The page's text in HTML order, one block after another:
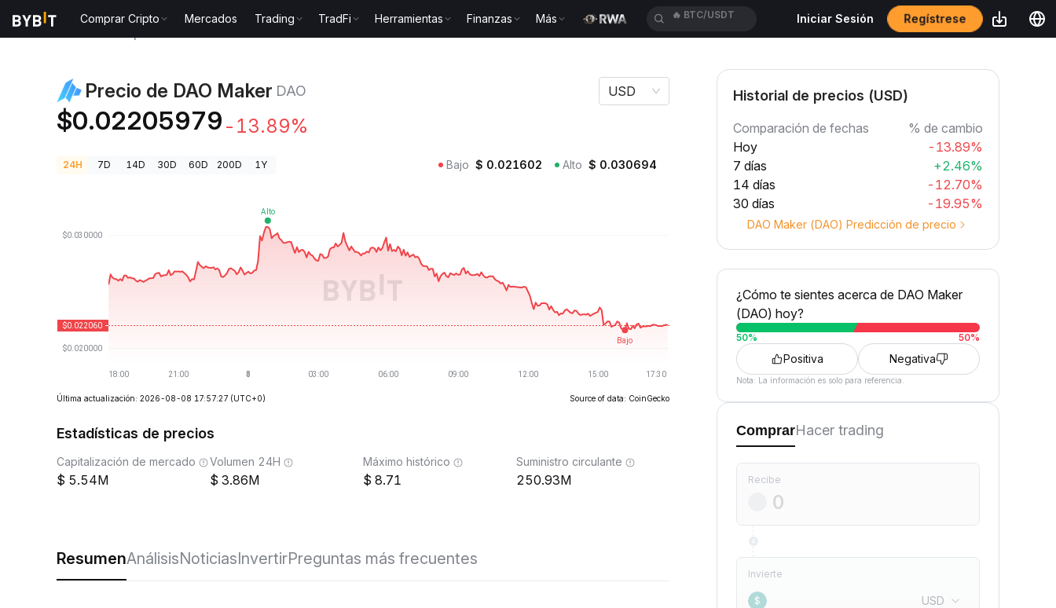
Comprar Cripto Mercados Trading TradFi Herramientas Finanzas Más 🔥 SOL/USDT Iniciar Sesión Regístrese
Precio de DAO Maker DAO
$0.02205979 -13.89%
USD
24H 7D 14D 30D 60D 200D 1Y Bajo $ 0.021602 Alto $ 0.030694
Última actualización: 2026-08-08 17:57:27 (UTC+0) Source of data: CoinGecko
Estadísticas de precios
Capitalización de mercado
5.54M
Volumen 24H
3.86M
Máximo histórico
8.71
Suministro circulante
250.93M
ResumenAnálisisNoticiasInvertirPreguntas más frecuentes
Historial de precios (USD)
Comparación de fechas
% de cambio
Hoy
-13.89%
7 días
+2.46%
14 días
-12.70%
30 días
-19.95%
DAO Maker (DAO) Predicción de precio
¿Cómo te sientes acerca de DAO Maker
(DAO) hoy?
50% 50%
Positiva Negativa
Nota: La información es solo para referencia.
ComprarHacer trading
Recibe
Invierte
$ USD